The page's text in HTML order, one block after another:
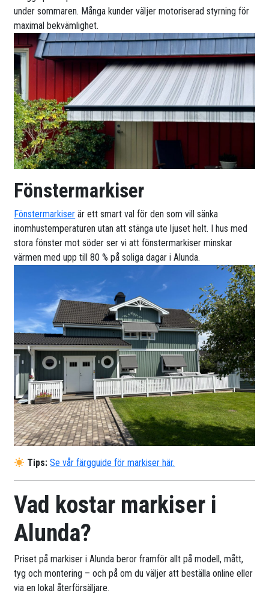
under sommaren. Många kunder väljer motoriserad styrning för
maximal bekvämlighet.
Fönstermarkiser
Fönstermarkiser är ett smart val för den som vill sänka
inomhustemperaturen utan att stänga ute ljuset helt. I hus med
stora fönster mot söder ser vi att fönstermarkiser minskar
värmen med upp till 80 % på soliga dagar i Alunda.
Tips: Se vår färgguide för markiser här.
Vad kostar markiser i
Alunda?
Priset på markiser i Alunda beror framför allt på modell, mått,
tyg och montering – och på om du väljer att beställa online eller
via en lokal återförsäljare.